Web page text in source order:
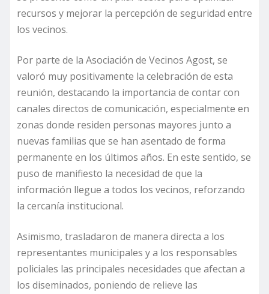
recursos y mejorar la percepción de seguridad entre
los vecinos.
Por parte de la Asociación de Vecinos Agost, se
valoró muy positivamente la celebración de esta
reunión, destacando la importancia de contar con
canales directos de comunicación, especialmente en
zonas donde residen personas mayores junto a
nuevas familias que se han asentado de forma
permanente en los últimos años. En este sentido, se
puso de manifiesto la necesidad de que la
información llegue a todos los vecinos, reforzando
la cercanía institucional.
Asimismo, trasladaron de manera directa a los
representantes municipales y a los responsables
policiales las principales necesidades que afectan a
los diseminados, poniendo de relieve las